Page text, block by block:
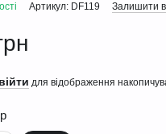
Артикул: DF119 Залишити
для відображення